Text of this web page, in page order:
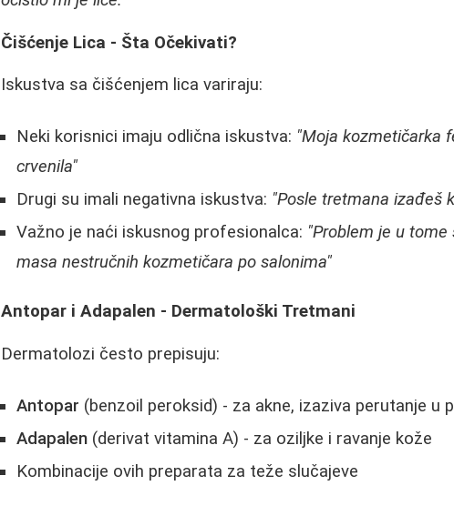
Čišćenje Lica - Šta Očekivati?
Iskustva sa čišćenjem lica variraju:
Neki korisnici imaju odlična iskustva: "Moja kozmetičarka
crvenila"
Drugi su imali negativna iskustva: "Posle tretmana izađeš
Važno je naći iskusnog profesionalca: "Problem je u
masa nestručnih kozmetičara po salonima"
Antopar i Adapalen - Dermatološki Tretmani
Dermatolozi često prepisuju:
Antopar (benzoil peroksid) - za akne, izaziva perutanje u
Adapalen (derivat vitamina A) - za oziljke i ravanje kože
Kombinacije ovih preparata za teže slučajeve